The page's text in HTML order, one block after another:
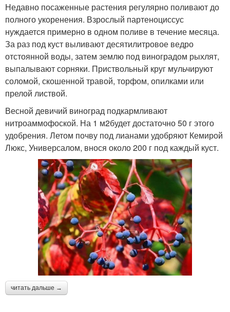
Недавно посаженные растения регулярно поливают до
полного укоренения. Взрослый партеноциссус
нуждается примерно в одном поливе в течение месяца.
За раз под куст выливают десятилитровое ведро
отстоянной воды, затем землю под виноградом рыхлят,
выпалывают сорняки. Приствольный круг мульчируют
соломой, скошенной травой, торфом, опилками или
прелой листвой.
Весной девичий виноград подкармливают
нитроаммофоской. На 1 м2будет достаточно 50 г этого
удобрения. Летом почву под лианами удобряют Кемирой
Люкс, Универсалом, внося около 200 г под каждый куст.
читать дальше →